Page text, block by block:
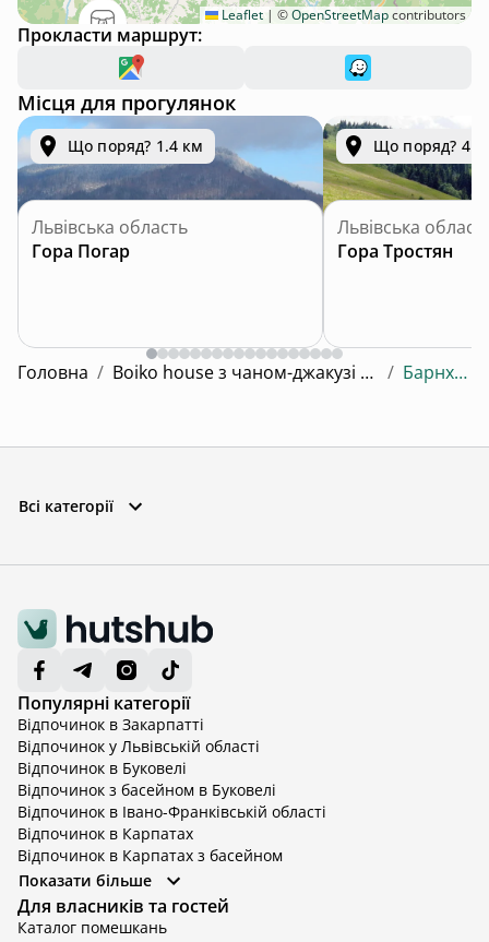
Leaflet | ©OpenStreetMapcontributors
Прокласти маршрут:
Місця для прогулянок
Що поряд? 1.4 км
Львівська область
Гора Погар
Що поряд? 4.6
Львівська
Гора Тростян
Головна / Boiko house з чаном-джакузі та басейном / Барнхаус 1
Всі категорії
Популярні категорії
Відпочинок в Закарпатті
Відпочинок у Львівській області
Відпочинок в Буковелі
Відпочинок з басейном в Буковелі
Відпочинок в Івано-Франківській області
Відпочинок в Карпатах
Відпочинок в Карпатах з басейном
Відпочинок в Київській області
Відпочинок в Київській області з басейном
Відпочинок в Тернопільській області
Показати більше
Для власників та гостей
Каталог помешкань